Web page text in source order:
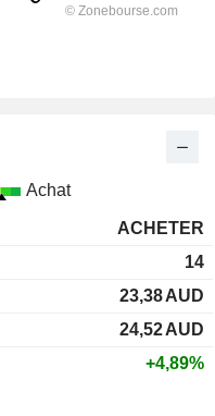
Achat
ACHETER
14
23,38AUD
24,52AUD
+4,89%